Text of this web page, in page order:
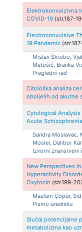
Elektrokonvulzivna
COVID-19 (str.187-
Electroconvulsive
19 Pandemic
Mislav Škrobo,
Matošić, Branka
Pregledni rad
Citološka analiza
oboljelih od akutne
Cytological
Acute Schizophrenia
Sandra Moslavac,
Mosler, Dalibor
Izvorni znanstveni
New Perspectives
Hyperactivity
Oxytocin (str.199-
Mazlum Çöpür,
Pismo uredniku
Slučaj potencijalne
metabolizma kao